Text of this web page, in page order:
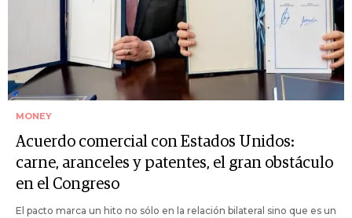
MONEY
Acuerdo comercial con Estados Unidos:
carne, aranceles y patentes, el gran obstáculo
en el Congreso
El pacto marca un hito no sólo en la relación bilateral sino que es un